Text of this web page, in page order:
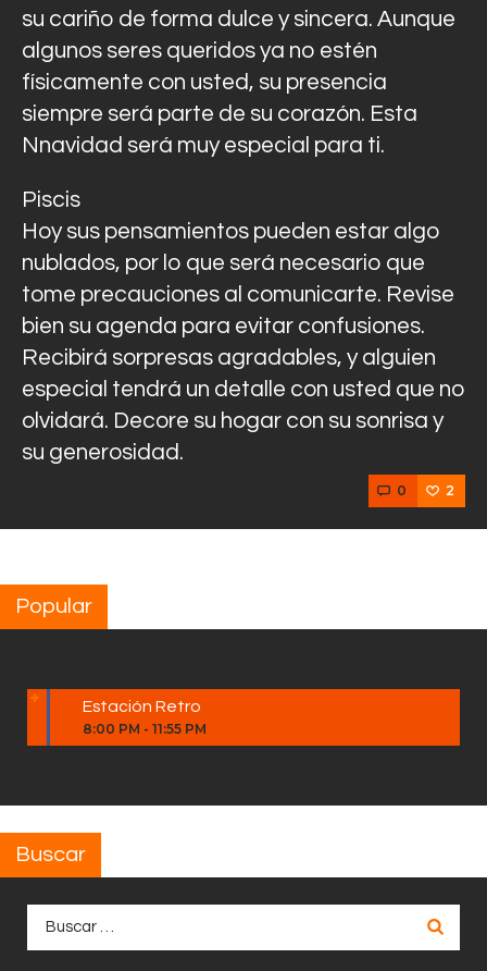
su cariño de forma dulce y sincera. Aunque
algunos seres queridos ya no estén
físicamente con usted, su presencia
siempre será parte de su corazón. Esta
Nnavidad será muy especial para ti.
Piscis
Hoy sus pensamientos pueden estar algo
nublados, por lo que será necesario que
tome precauciones al comunicarte. Revise
bien su agenda para evitar confusiones.
Recibirá sorpresas agradables, y alguien
especial tendrá un detalle con usted que no
olvidará. Decore su hogar con su sonrisa y
su generosidad.
0 2
Popular
Estación Retro
8:00 PM - 11:55 PM
Buscar